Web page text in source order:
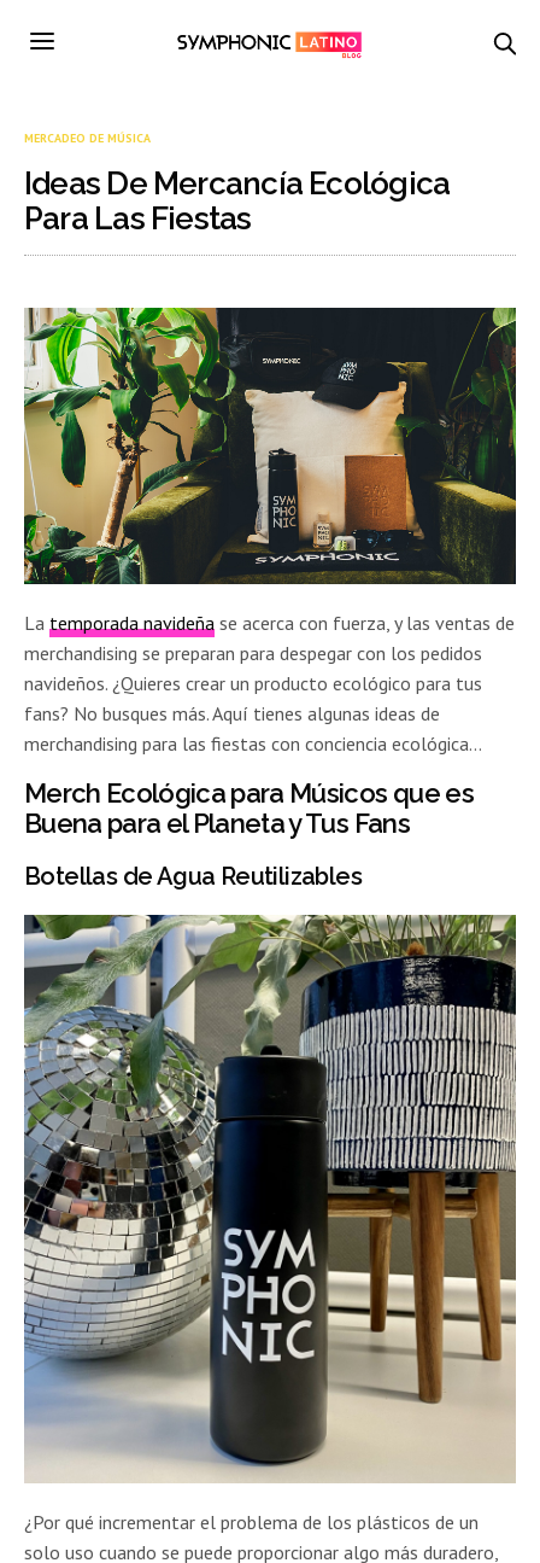
MERCADEO DE MÚSICA
Ideas De Mercancía Ecológica
Para Las Fiestas
Latemporada navideña se acerca con fuerza, y las ventas de
merchandising se preparan para despegar con los pedidos
navideños. ¿Quieres crear un producto ecológico para tus
fans? No busques más. Aquí tienes algunas ideas de
merchandising para las fiestas con conciencia ecológica…
Merch Ecológica para Músicos que es
Buena para el Planeta y Tus Fans
Botellas de Agua Reutilizables
¿Por qué incrementar el problema de los plásticos de un
solo uso cuando se puede proporcionar algo más duradero,